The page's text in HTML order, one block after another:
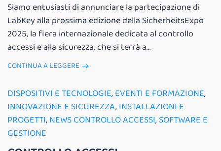
Siamo entusiasti di annunciare la partecipazione di
LabKey alla prossima edizione della SicherheitsExpo
2025, la fiera internazionale dedicata al controllo
accessi e alla sicurezza, che si terrà a...
CONTINUA A LEGGERE
DISPOSITIVI E TECNOLOGIE,EVENTI E FORMAZIONE,
INNOVAZIONE E SICUREZZA,INSTALLAZIONI E
PROGETTI,NEWS CONTROLLO ACCESSI,SOFTWARE E
GESTIONE